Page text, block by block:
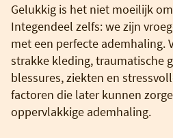
Gelukkig is het niet moeilijk
Integendeel zelfs: we zijn
met een perfecte ademhaling.
strakke kleding, traumatische
blessures, ziekten en
factoren die later kunnen
oppervlakkige ademhaling.